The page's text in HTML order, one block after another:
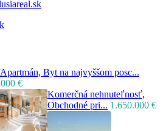
Byt na najvyššom posc...
€
Komerčná nehnuteľnosť,
Obchodné pri... 1.650.000 €